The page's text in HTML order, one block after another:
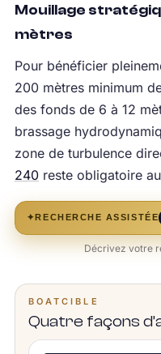
Mouillage
mètres
Pour bénéficier
200 mètres minimum
des fonds de 6 à 12
brassage
zone de turbulence
240reste obligatoire
✦ RECHERCHE ASSISTÉE
Décrivez votre
BOATCIBLE
Quatre façons